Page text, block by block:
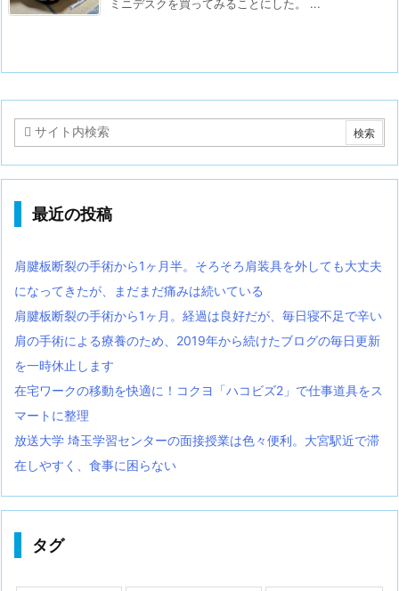
ミニデスクを買ってみることにした。 ...
最近の投稿
肩腱板断裂の手術から1ヶ月半。そろそろ肩装具を外しても大丈夫
になってきたが、まだまだ痛みは続いている
肩腱板断裂の手術から1ヶ月。経過は良好だが、毎日寝不足で辛い
肩の手術による療養のため、2019年から続けたブログの毎日更新
を一時休止します
在宅ワークの移動を快適に！コクヨ「ハコビズ2」で仕事道具をス
マートに整理
放送大学 埼玉学習センターの面接授業は色々便利。大宮駅近で滞
在しやすく、食事に困らない
タグ